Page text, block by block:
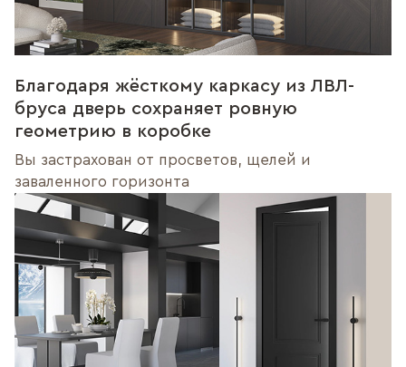
Благодаря жёсткому каркасу из ЛВЛ-
бруса дверь сохраняет ровную
геометрию в коробке
Вы застрахован от просветов, щелей и
заваленного горизонта